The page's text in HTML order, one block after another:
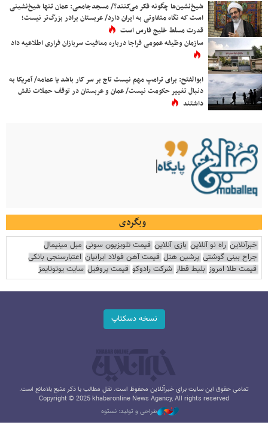
شیخ‌نشین‌ها چگونه فکر می‌کنند؟/ مسجدجامعی: عمان تنها شیخ‌نشینی
است که نگاه متفاوتی به ایران دارد/ عربستان برادر بزرگ‌تر نیست؛
قدرت مسلط خلیج فارس است
سازمان وظیفه عمومی فراجا درباره معافیت سربازان فراری اطلاعیه داد
ابوالفتح: برای ترامپ مهم نیست تاج بر سر کار باشد یا عمامه/ آمریکا به
دنبال تغییر حکومت نیست/ عمان و عربستان در توقف حملات نقش
داشتند
وبگردی
خبرآنلاین راه نو آنلاین بازی آنلاین قیمت تلویزیون سونی مبل مینیمال
جراح بینی گوشتی پرشین هتل قیمت آهن فولاد ایرانیان اعتبارسنجی بانکی
قیمت طلا امروز بلیط قطار شرکت رادوکو قیمت پروفیل سایت یوتوتایمز
نسخه دسکتاپ
تمامی حقوق این سایت برای خبرآنلاین محفوظ است. نقل مطالب با ذکر منبع بلامانع است.
Copyright © 2025 khabaronline News Agancy, All rights reserved
طراحی و تولید: نستوه